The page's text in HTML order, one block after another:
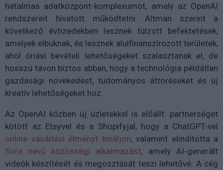
hatalmas adatközpont-komplexumot, amely az OpenAI
rendszereit hivatott működtetni. Altman szerint a
következő évtizedekben lesznek túlzott befektetések,
amelyek elbuknak, és lesznek alulfinanszírozott területek,
ahol óriási bevételi lehetőségeket szalasztanak el, de
hosszú távon biztos abban, hogy a technológia példátlan
gazdasági növekedést, tudományos áttöréseket és új
kreatív lehetőségeket hoz.
Az OpenAI közben új üzletekkel is előállt: partnerséget
kötött az Etsyvel és a Shopifyjal, hogy a ChatGPT-vel
online vásárlási élményt kínáljon, valamint elindította a
Sora nevű közösségi alkalmazást, amely AI-generált
videók készítését és megosztását teszi lehetővé. A cég